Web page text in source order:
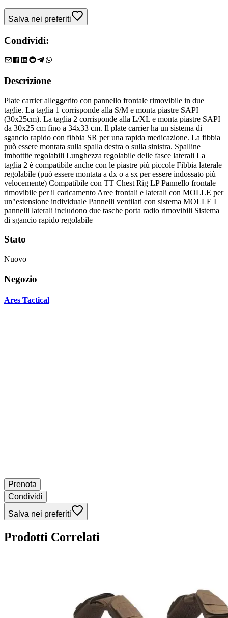
Salva nei preferiti
Condividi:
Descrizione
Plate carrier alleggerito con pannello frontale rimovibile in due
taglie. La taglia 1 corrisponde alla S/M e monta piastre SAPI
(30x25cm). La taglia 2 corrisponde alla L/XL e monta piastre SAPI
da 30x25 cm fino a 34x33 cm. Il plate carrier ha un sistema di
sgancio rapido con fibbia SR per una rapida medicazione. La fibbia
può essere montata sulla spalla destra o sulla sinistra. Spalline
imbottite regolabili Lunghezza regolabile delle fasce laterali La
taglia 2 è compatibile anche con le piastre più piccole Fibbia laterale
regolabile (può essere montata a dx o a sx per essere indossato più
velocemente) Compatibile con TT Chest Rig LP Pannello frontale
rimovibile per il caricamento Aree frontali e laterali con MOLLE per
un"estensione individuale Pannelli ventilati con sistema MOLLE I
pannelli laterali includono due tasche porta radio rimovibili Sistema
di sgancio rapido regolabile
Stato
Nuovo
Negozio
Ares Tactical
Prenota
Condividi
Salva nei preferiti
Prodotti Correlati